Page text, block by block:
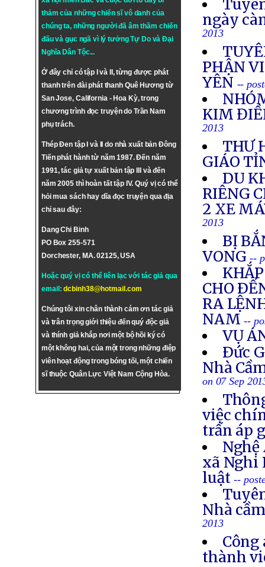
thảm của những chiến sĩ vô danh của
chúng ta, những người đã âm thầm chiến
đấu và gục ngã vì lý tưởngTự DovàĐại
Nghĩa Dân Tộc...
Ở đây chỉ có tập I và II, từng được phát
thanh trên đài phát thanh Quê Hương từ
San Jose, California - Hoa Kỳ, trong
chương trình đọc truyện do Trần Nam
phụ trách.
Thép Đen tập I và II do nhà xuất bản Đông
Tiến phát hành từ năm 1987. Đến năm
1991, tác giả tự xuất bản tập III và đến
năm 2005 thì hoàn tất tập IV. Quý vị có thể
hỏi mua sách hay dĩa đọc truyện qua địa
chỉ sau đây:
Dang Chi Binh
PO Box 255-571
Dorchester, MA. 02125, USA
Hoặc quý vị có thể liên lạc với tác giả qua
email:dcbinh38@hotmail.com
Chúng tôi xin chân thành cám ơn tác giả
và trân trọng giới thiệu đến quý độc giả
và thính giả khắp nơi một bộ hồi ký có
một không hai, của một trong những điệp
viên hoạt động trong bóng tối, một chiến
sĩ thuộc Quân Lực Việt Nam Cộng Hòa.
ngày
2013
PHẬN
YÊN --
KIM
2013
THƯ
GIÁO
DU
RIÊNG
2 XE
2013
BỊ
VONG --
CHO
RA
NAM--
VỤ
Ðức
Nhà
on 07 Sep
việc
trấn áp
Nghệ
xã Nghi
luật--
Nhà
2013
thành